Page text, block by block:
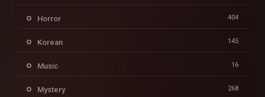
Horror 404
Korean 145
Music 16
Mystery 268